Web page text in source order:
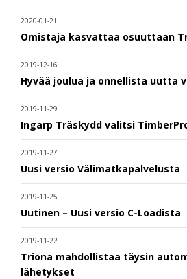
2020-01-21
Omistaja kasvattaa osuuttaan
2019-12-16
Hyvää joulua ja onnellista uutta
2019-11-29
Ingarp Träskydd valitsi
2019-11-27
Uusi versio Välimatkapalvelusta
2019-11-25
Uutinen – Uusi versio C-Loadista
2019-11-22
Triona mahdollistaa täysin
lähetykset